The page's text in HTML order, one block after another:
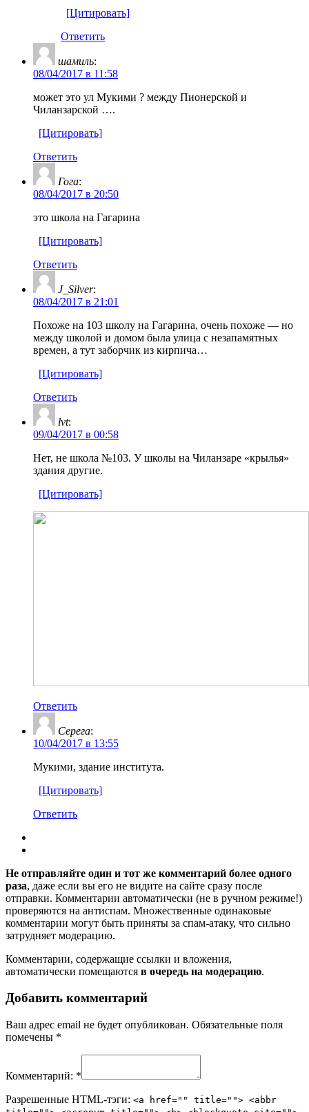
[Цитировать]
Ответить
шамиль:
08/04/2017 в 11:58
может это ул Мукими ? между Пионерской и
Чиланзарской ….
[Цитировать]
Ответить
Гога:
08/04/2017 в 20:50
это школа на Гагарина
[Цитировать]
Ответить
J_Silver:
08/04/2017 в 21:01
Похоже на 103 школу на Гагарина, очень похоже — но
между школой и домом была улица с незапамятных
времен, а тут заборчик из кирпича…
[Цитировать]
Ответить
lvt:
09/04/2017 в 00:58
Нет, не школа №103. У школы на Чиланзаре «крылья»
здания другие.
[Цитировать]
Ответить
Серега:
10/04/2017 в 13:55
Мукими, здание института.
[Цитировать]
Ответить
Не отправляйте один и тот же комментарий более одного
раза, даже если вы его не видите на сайте сразу после
отправки. Комментарии автоматически (не в ручном режиме!)
проверяются на антиспам. Множественные одинаковые
комментарии могут быть приняты за спам-атаку, что сильно
затрудняет модерацию.
Комментарии, содержащие ссылки и вложения,
автоматически помещаются в очередь на модерацию.
Добавить комментарий
Ваш адрес email не будет опубликован. Обязательные поля
помечены *
Комментарий: *
Разрешенные HTML-тэги: <a href="" title=""> <abbr